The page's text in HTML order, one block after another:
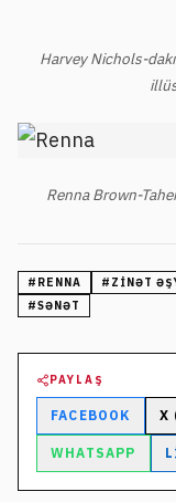
Harvey Nichols-
Renna Brown-
# RENNA # ZINƏT
#SƏNƏT
PAYLAŞ
FACEBOOK X
WHATSAPP